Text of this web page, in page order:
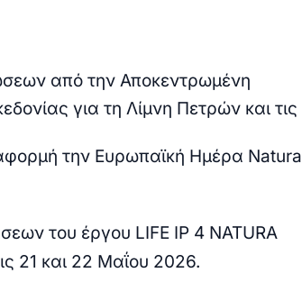
από την Αποκεντρωμένη
για τη Λίμνη Πετρών και τις
την Ευρωπαϊκή Ημέρα Natura
του έργου LIFE IP 4 NATURA
21 και 22 Μαΐου 2026.